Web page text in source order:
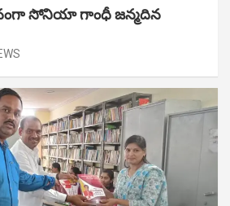
సోనియా గాంధీ జ‌న్మ‌దిన